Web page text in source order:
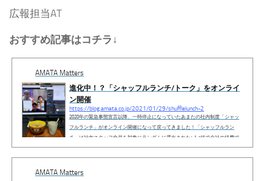
広報担当AT
おすすめ記事はコチラ↓
AMATA Matters
進化中！？「シャッフルランチ/トーク」をオンライ
ン開催
https://blog.amata.co.jp/2021/01/29/shufflelunch-2
2020年の緊急事態宣言以降、一時停止になっていたあまたの社内制度「シャッ
フルランチ」がオンライン開催になって戻ってきました！「シャッフルラン
チ」は社内スタッフ全員を対象にランダムに選出された4人1組で会社の経費で
ランチに行ける制度です。普段は話すことがない他のチームの人達と楽しく会
話しながらのランチで、あまたの社内制度の中でも人気のあるものでした。た
AMATA Matters